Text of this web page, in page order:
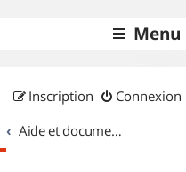
Menu
Connexion
Inscription
Aide et documentation